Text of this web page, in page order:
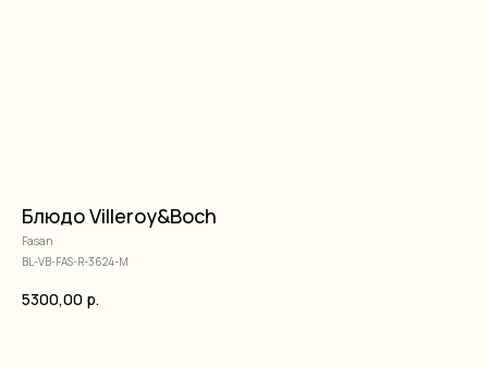
Блюдо Villeroy&Boch
Fasan
BL-VB-FAS-R-3624-M
5300,00 р.